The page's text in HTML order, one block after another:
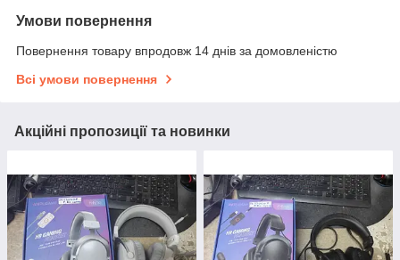
Умови повернення
Повернення товару впродовж 14 днів за домовленістю
Всі умови повернення
Акційні пропозиції та новинки